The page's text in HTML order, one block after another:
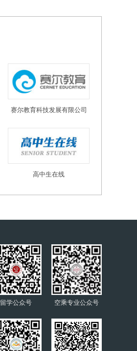
赛尔教育科技发展有限公司
高中生在线
空乘专业公众号
留学公众号